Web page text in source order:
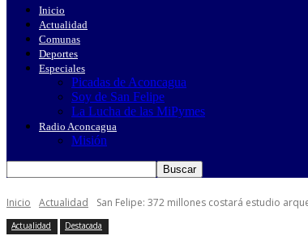
Inicio
Actualidad
Comunas
Deportes
Especiales
Picadas de Aconcagua
Soy de San Felipe
La Lucha de las MiPymes
Radio Aconcagua
Misión
Inicio Actualidad San Felipe: 372 millones costará estudio
Actualidad Destacada